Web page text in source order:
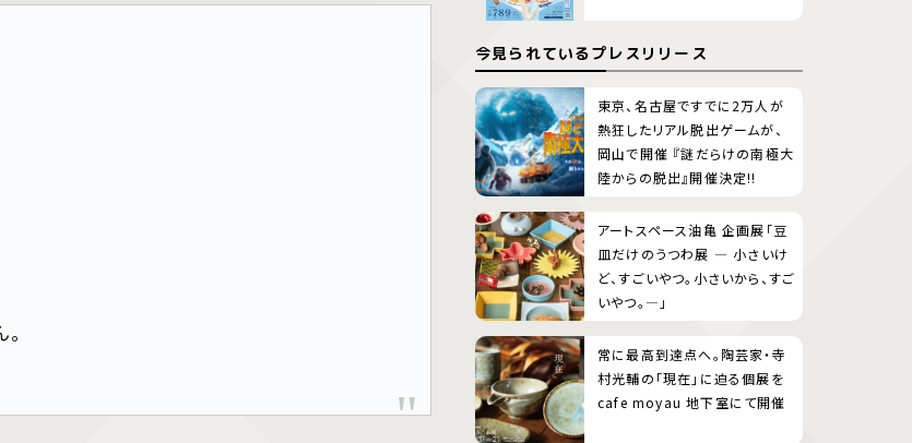
今見られているプレスリリース
東京、名古屋ですでに2万人が
熱狂したリアル脱出ゲームが、
岡山で開催 『謎だらけの南極大
陸からの脱出』開催決定!!
アートスペース油亀 企画展「豆
皿だけのうつわ展 ― 小さいけ
ど、すごいやつ。小さいから、すご
いやつ。―」
常に最高到達点へ。陶芸家・寺
村光輔の「現在」に迫る個展を
cafe moyau 地下室にて開催